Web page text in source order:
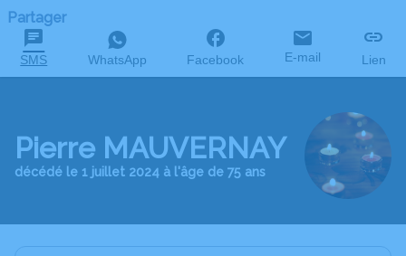
Partager
SMS WhatsApp Facebook E-mail Lien
Pierre MAUVERNAY
décédé le 1 juillet 2024 à l'âge de 75 ans